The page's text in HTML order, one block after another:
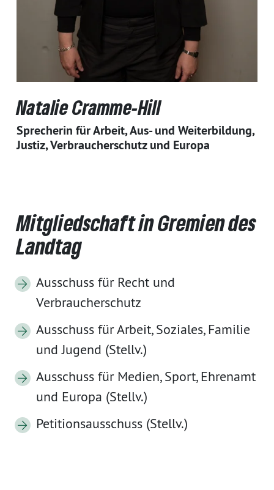
Natalie Cramme-Hill
Sprecherin für Arbeit, Aus- und Weiterbildung,
Justiz, Verbraucherschutz und Europa
Mitgliedschaft in Gremien des
Landtag
Ausschuss für Recht und
Verbraucherschutz
Ausschuss für Arbeit, Soziales, Familie
und Jugend (Stellv.)
Ausschuss für Medien, Sport, Ehrenamt
und Europa (Stellv.)
Petitionsausschuss (Stellv.)